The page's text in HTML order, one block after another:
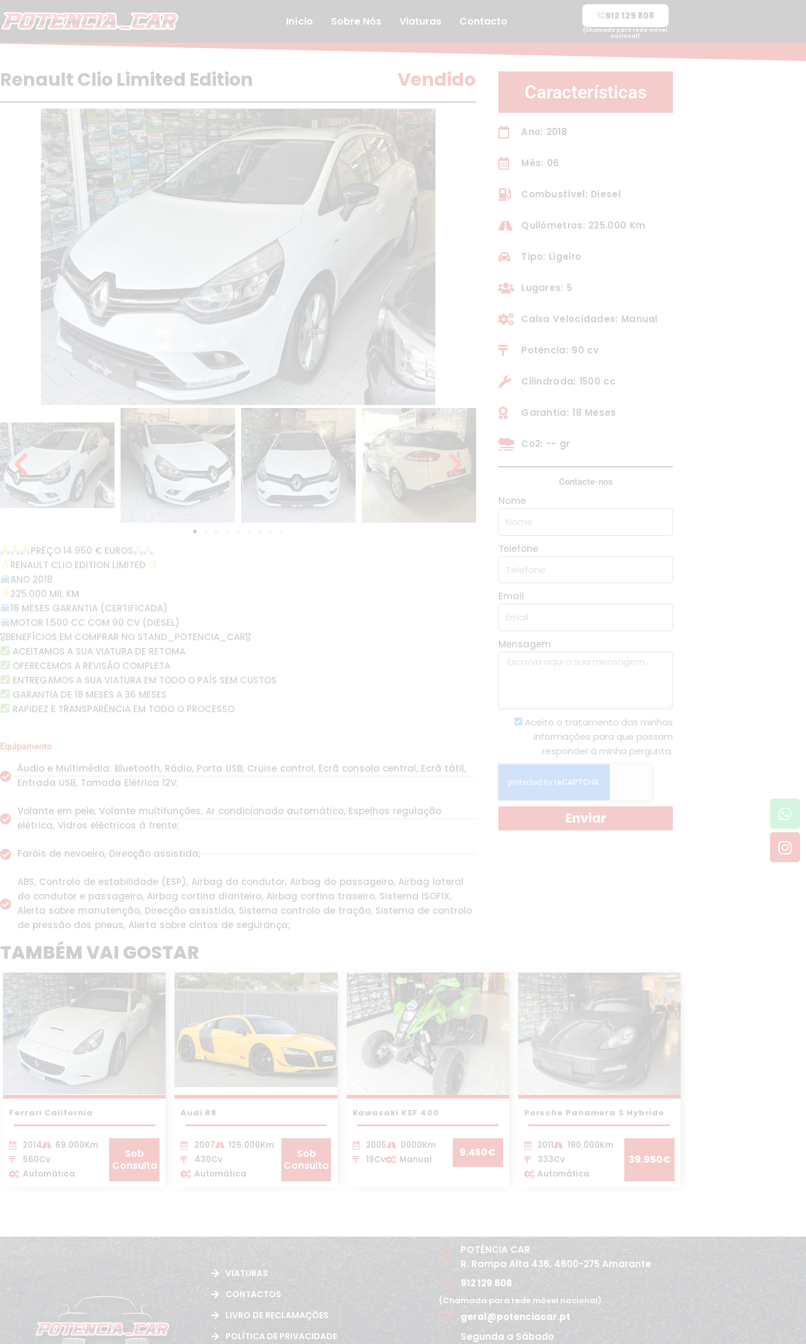
to
Início Sobre Nós Viaturas Contacto 912 129 808
(Chamada para rede móvel
nacional)
Renault Clio Limited Edition Vendido
PREÇO 14.950 € EUROS
RENAULT CLIO EDITION LIMITED
ANO 2018
225.000 MIL KM
18 MESES GARANTIA (CERTIFICADA)
MOTOR 1.500 CC COM 90 CV (DIESEL)
🎖BENEFÍCIOS EM COMPRAR NO STAND_POTENCIA_CAR🎖
ACEITAMOS A SUA VIATURA DE RETOMA
OFERECEMOS A REVISÃO COMPLETA
ENTREGAMOS A SUA VIATURA EM TODO O PAÍS SEM CUSTOS
GARANTIA DE 18 MESES A 36 MESES
RAPIDEZ E TRANSPARÊNCIA EM TODO O PROCESSO
Equipamento
Áudio e Multimédia: Bluetooth, Rádio, Porta USB, Cruise control, Ecrã consola central, Ecrã tátil,
Entrada USB, Tomada Elétrica 12V;
Volante em pele, Volante multifunções, Ar condicionado automático, Espelhos regulação
elétrica, Vidros eléctricos à frente;
Faróis de nevoeiro, Direcção assistida;
ABS, Controlo de estabilidade (ESP), Airbag do condutor, Airbag do passageiro, Airbag lateral
do condutor e passageiro, Airbag cortina dianteiro, Airbag cortina traseiro, Sistema ISOFIX,
Alerta sobre manutenção, Direcção assistida, Sistema controlo de tração, Sistema de controlo
de pressão dos pneus, Alerta sobre cintos de segurança;
Características
Ano: 2018
Mês: 06
Combustível: Diesel
Quilómetros: 225.000 Km
Tipo: Ligeiro
Lugares: 5
Caixa Velocidades: Manual
Potência: 90 cv
Cilindrada: 1500 cc
Garantia: 18 Meses
Co2: -- gr
Contacte-nos
Nome
Telefone
Email
Mensagem
Aceito o tratamento das minhas
informações para que possam
responder à minha pergunta.
Enviar
TAMBÉM VAI GOSTAR
Ferrari California
2014
69.000Km
560Cv
Automática
Sob
Consulta
Audi R8
2007
126.000Km
430Cv
Automática
Sob
Consulta
Kawasaki KSF 400
2005
0000Km
19Cv
Manual
9.450€
Porsche Panamera S Hybrido
2011
190.000Km
333Cv
Automática
39.950€
VIATURAS
CONTACTOS
LIVRO DE RECLAMAÇÕES
POLÍTICA DE PRIVACIDADE
POTÊNCIA CAR
R. Rampa Alta 436, 4600-275 Amarante
912 129 808
(Chamada para rede móvel nacional)
geral@potenciacar.pt
Segunda a Sábado